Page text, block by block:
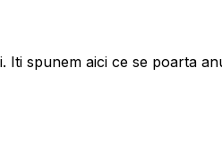
spunem aici ce se poarta